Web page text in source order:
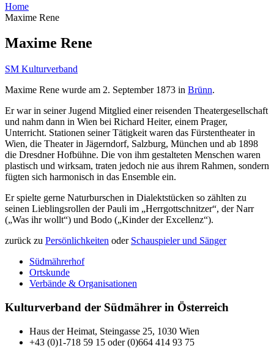
Home
Maxime Rene
Maxime Rene
SM Kulturverband
Maxime Rene wurde am 2. September 1873 in Brünn.
Er war in seiner Jugend Mitglied einer reisenden Theatergesellschaft
und nahm dann in Wien bei Richard Heiter, einem Prager,
Unterricht. Stationen seiner Tätigkeit waren das Fürstentheater in
Wien, die Theater in Jägerndorf, Salzburg, München und ab 1898
die Dresdner Hofbühne. Die von ihm gestalteten Menschen waren
plastisch und wirksam, traten jedoch nie aus ihrem Rahmen, sondern
fügten sich harmonisch in das Ensemble ein.
Er spielte gerne Naturburschen in Dialektstücken so zählten zu
seinen Lieblingsrollen der Pauli im „Herrgottschnitzer“, der Narr
(„Was ihr wollt“) und Bodo („Kinder der Excellenz“).
zurück zu Persönlichkeiten oder Schauspieler und Sänger
Südmährerhof
Ortskunde
Verbände & Organisationen
Kulturverband der Südmährer in Österreich
Haus der Heimat, Steingasse 25, 1030 Wien
+43 (0)1-718 59 15 oder (0)664 414 93 75